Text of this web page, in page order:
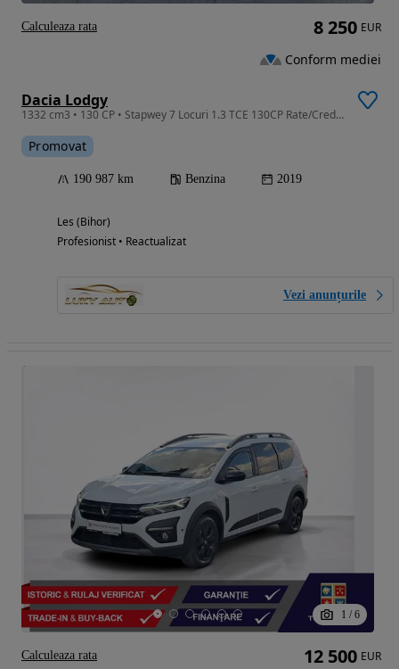
Dacia Lodgy
1332 cm3 • 130 CP • Stapwey 7 Locuri 1.3 TCE 130CP Rate/Credit Avans 0
Promovat
190 987 km Benzina 2019
Les (Bihor)
Profesionist • Reactualizat
Vezi anunțurile
8 250 EUR
Conform mediei
Calculeaza rata
1 / 6
12 500 EUR
Calculeaza rata